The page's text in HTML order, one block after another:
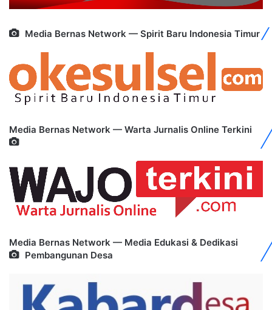
Media Bernas Network — Spirit Baru Indonesia Timur
Media Bernas Network — Warta Jurnalis Online Terkini
Media Bernas Network — Media Edukasi & Dedikasi
Pembangunan Desa